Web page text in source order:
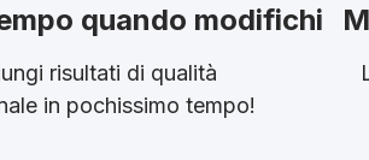
quando modifichi
risultati di qualità
in pochissimo tempo!